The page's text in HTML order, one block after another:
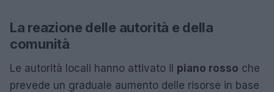
La reazione delle autorità e della
comunità
Le autorità locali hanno attivato il piano rosso che
prevede un graduale aumento delle risorse in base